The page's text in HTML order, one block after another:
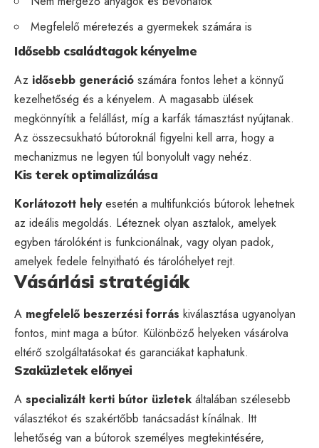
Megfelelő méretezés a gyermekek számára is
Idősebb családtagok kényelme
Az idősebb generáció számára fontos lehet a könnyű
kezelhetőség és a kényelem. A magasabb ülések
megkönnyítik a felállást, míg a karfák támasztást nyújtanak.
Az összecsukható bútoroknál figyelni kell arra, hogy a
mechanizmus ne legyen túl bonyolult vagy nehéz.
Kis terek optimalizálása
Korlátozott helyesetén a multifunkciós bútorok lehetnek
az ideális megoldás. Léteznek olyan asztalok, amelyek
egyben tárolóként is funkcionálnak, vagy olyan padok,
amelyek fedele felnyitható és tárolóhelyet rejt.
Vásárlási stratégiák
A megfelelő beszerzési forrás kiválasztása ugyanolyan
fontos, mint maga a bútor. Különböző helyeken vásárolva
eltérő szolgáltatásokat és garanciákat kaphatunk.
Szaküzletek előnyei
A specializált kerti bútor üzletek általában szélesebb
választékot és szakértőbb tanácsadást kínálnak. Itt
lehetőség van a bútorok személyes megtekintésére,